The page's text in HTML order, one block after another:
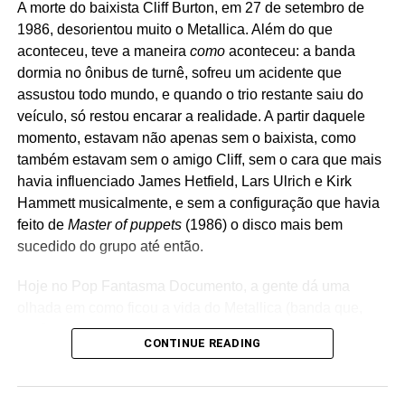
O vídeo abaixo é mais recente. Aliás, a trilha sonora é o
nu-metal cristão do P.O.D, e não algum hair metal gospel
da vida. A turma quebra mais tijolos, enche balões de
borracha até eles arrebentarem, rasga listas telefônicas
de um golpe só e quebra tacos de beisebol na perna. Em
o nome de Jesus.
USAe em CD com quatro faixas bônus, além do formato
digital. O material extra inclui versões ao vivo de
DevastationeCheree, bem como uma versão inicial de
estúdio deDominic Christ. O pesquisador Jared Artaud
encontrou as faixas enquanto trabalhava no arquivo de
Vega, após a morte do cantor em 2016.
A morte do baixista Cliff Burton, em 27 de setembro de
1986, desorientou muito o Metallica. Além do que
aconteceu, teve a maneira comoaconteceu: a banda
dormia no ônibus de turnê, sofreu um acidente que
assustou todo mundo, e quando o trio restante saiu do
veículo, só restou encarar a realidade. A partir daquele
momento, estavam não apenas sem o baixista, como
também estavam sem o amigo Cliff, sem o cara que mais
havia influenciado James Hetfield, Lars Ulrich e Kirk
Hammett musicalmente, e sem a configuração que havia
feito de Master of puppets(1986) o disco mais bem
sucedido do grupo até então.
Hoje no Pop Fantasma Documento, a gente dá uma
você deve saber, está lançando disco novo,72 seasons
num período em que o grupo foi do céu ao inferno em
CONTINUE READING